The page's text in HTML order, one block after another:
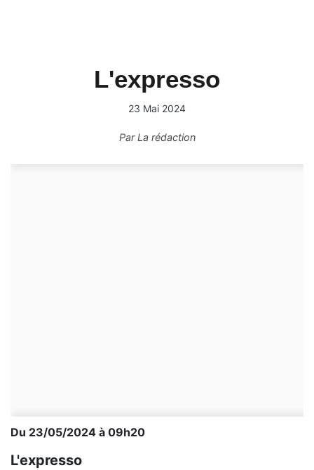
L'expresso
23 Mai 2024
ParLa rédaction
Du 23/05/2024 à 09h20
L'expresso